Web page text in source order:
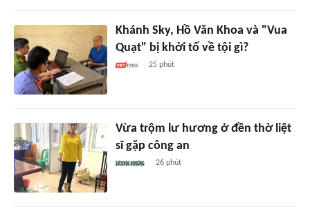
Khánh Sky, Hồ Văn Khoa và "Vua
Quạt" bị khởi tố về tội gì?
25 phút
Vừa trộm lư hương ở đền thờ liệt
sĩ gặp công an
26 phút